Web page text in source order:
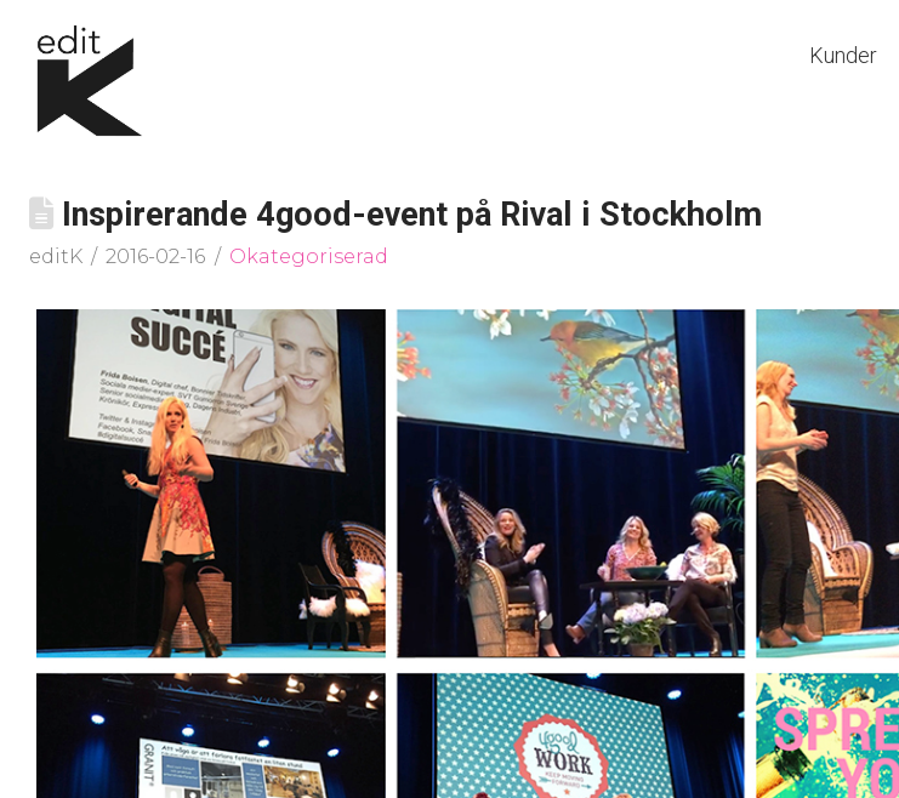
Kunder
Inspirerande 4good-event på Rival i Stockholm
editK 2016-02-16 Okategoriserad